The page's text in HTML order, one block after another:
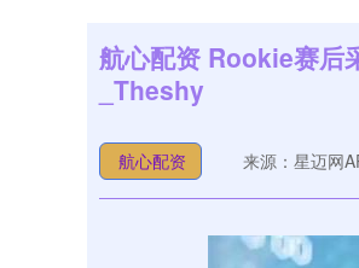
航心配资 Rookie赛后
_Theshy
航心配资 来源：星迈网